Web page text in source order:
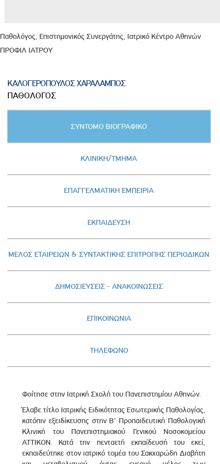
Παθολόγος, Επιστημονικός Συνεργάτης, Ιατρικό Κέντρο Αθηνών
ΠΡΟΦΙΛ ΙΑΤΡΟΥ
ΚΑΛΟΓΕΡΟΠΟΥΛΟΣ ΧΑΡΑΛΑΜΠΟΣ
ΠΑΘΟΛΟΓΟΣ
ΣΥΝΤΟΜΟ ΒΙΟΓΡΑΦΙΚΟ
ΚΛΙΝΙΚΗ/ΤΜΗΜΑ
ΕΠΑΓΓΕΛΜΑΤΙΚΗ ΕΜΠΕΙΡΙΑ
ΕΚΠΑΙΔΕΥΣΗ
ΜΕΛΟΣ ΕΤΑΙΡΕΙΩΝ & ΣΥΝΤΑΚΤΙΚΗΣ ΕΠΙΤΡΟΠΗΣ ΠΕΡΙΟΔΙΚΩΝ
ΔΗΜΟΣΙΕΥΣΕΙΣ - AΝΑΚΟΙΝΩΣΕΙΣ
ΕΠΙΚΟΙΝΩΝΙΑ
ΤΗΛΕΦΩΝΟ
Φοίτησε στην Ιατρική Σχολή του Πανεπιστημίου Αθηνών.
Έλαβε τίτλο Ιατρικής Ειδικότητας Εσωτερικής Παθολογίας,
κατόπιν εξειδίκευσης στην Β’ Προπαιδευτική Παθολογική
Κλινική του Πανεπιστημιακού Γενικού Νοσοκομείου
ΑΤΤΙΚΟΝ. Κατά την πενταετή εκπαίδευσή του εκεί,
εκπαιδεύτηκε στον ιατρικό τομέα του Σακχαρώδη Διαβήτη